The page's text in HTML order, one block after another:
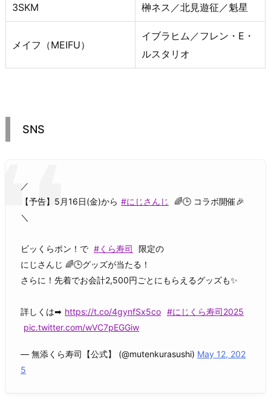
3SKM 榊ネス／北見遊征／魁星
メイフ（MEIFU）
イブラヒム／フレン・E・
ルスタリオ
SNS
／
【予告】5月16日(金)から #にじさんじ
🌈🕒 コラボ開催🎉
＼
ビッくらポン！で #くら寿司
限定の
にじさんじ 🌈🕒グッズが当たる！
さらに！先着でお会計2,500円ごとにもらえるグッズも✨
詳しくは➡ https://t.co/4gynfSx5co #にじくら寿司2025
pic.twitter.com/wVC7pEGGiw
— 無添くら寿司【公式】 (@mutenkurasushi) May 12, 202
5